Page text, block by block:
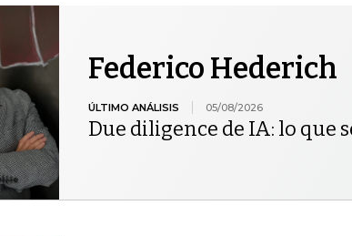
Federico Hederich
ÚLTIMO ANÁLISIS 05/08/2026
Due diligence de IA: lo que